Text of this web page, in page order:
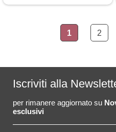
1 2
Iscriviti alla
per rimanere aggiornato su
esclusivi